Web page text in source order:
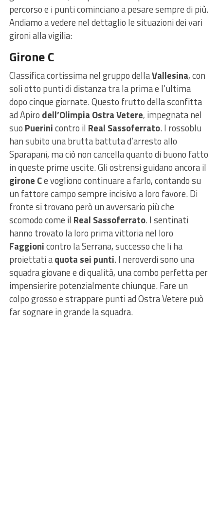
percorso e i punti cominciano a pesare sempre di più.
Andiamo a vedere nel dettaglio le situazioni dei vari
gironi alla vigilia:
Girone C
Classifica cortissima nel gruppo dellaVallesina, con
soli otto punti di distanza tra la prima e l’ultima
dopo cinque giornate. Questo frutto della sconfitta
ad Apiro dell’Olimpia Ostra Vetere, impegnata nel
suo Puerinicontro il Real Sassoferrato. I rossoblu
han subito una brutta battuta d’arresto allo
Sparapani, ma ciò non cancella quanto di buono fatto
in queste prime uscite. Gli ostrensi guidano ancora il
girone Ce vogliono continuare a farlo, contando su
un fattore campo sempre incisivo a loro favore. Di
fronte si trovano però un avversario più che
scomodo come il Real Sassoferrato. I sentinati
hanno trovato la loro prima vittoria nel loro
Faggionicontro la Serrana, successo che li ha
proiettati aquota sei punti. I neroverdi sono una
squadra giovane e di qualità, una combo perfetta per
impensierire potenzialmente chiunque. Fare un
colpo grosso e strappare punti ad Ostra Vetere può
far sognare in grande la squadra.